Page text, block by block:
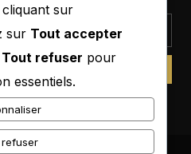
sur
sur Tout accepter
Tout refuser pour
essentiels.
refuser